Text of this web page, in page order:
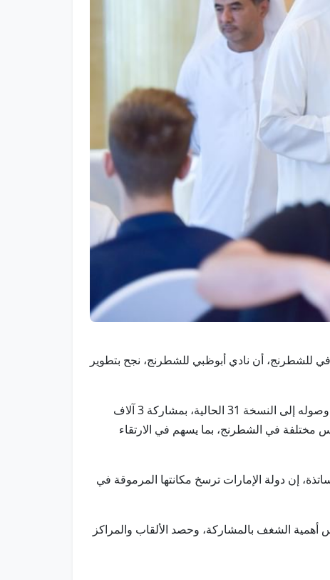
للشطرنج، أن نادي أبوظبي للشطرنج، نجح بتطوير
وأوضح أن المهرجان المقام حالياً حتى يوم 24 الجاري، شهد درجة كبيرة من التميز والتنظيم الراقي منذ انطلاقته، وحتى وصوله إلى النسخة 31 الحالية، بمشاركة 3 آلاف
مدارس مختلفة في الشطرنج، بما يسهم في الارتقاء
إن دولة الإمارات ترسخ مكانتها المرموقة في
أهمية الشغف بالمشاركة، وحصد الألقاب والمراكز